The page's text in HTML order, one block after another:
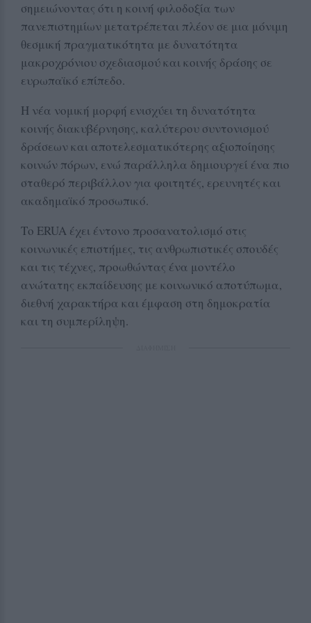
σημειώνοντας ότι η κοινή φιλοδοξία των
πανεπιστημίων μετατρέπεται πλέον σε μια μόνιμη
θεσμική πραγματικότητα με δυνατότητα
μακροχρόνιου σχεδιασμού και κοινής δράσης σε
ευρωπαϊκό επίπεδο.
Η νέα νομική μορφή ενισχύει τη δυνατότητα
κοινής διακυβέρνησης, καλύτερου συντονισμού
δράσεων και αποτελεσματικότερης αξιοποίησης
κοινών πόρων, ενώ παράλληλα δημιουργεί ένα πιο
σταθερό περιβάλλον για φοιτητές, ερευνητές και
ακαδημαϊκό προσωπικό.
Το ERUA έχει έντονο προσανατολισμό στις
κοινωνικές επιστήμες, τις ανθρωπιστικές σπουδές
και τις τέχνες, προωθώντας ένα μοντέλο
ανώτατης εκπαίδευσης με κοινωνικό αποτύπωμα,
διεθνή χαρακτήρα και έμφαση στη δημοκρατία
και τη συμπερίληψη.